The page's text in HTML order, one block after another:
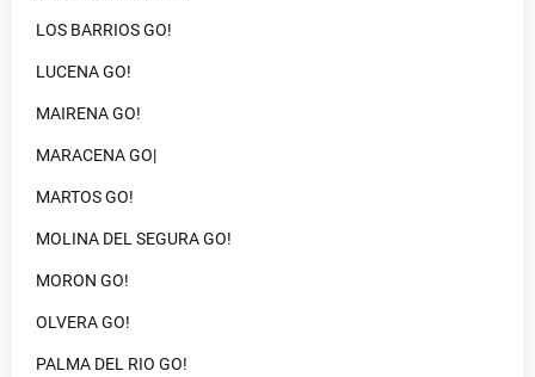
LOS BARRIOS GO!
LUCENA GO!
MAIRENA GO!
MARACENA GO|
MARTOS GO!
MOLINA DEL SEGURA GO!
MORON GO!
OLVERA GO!
PALMA DEL RIO GO!